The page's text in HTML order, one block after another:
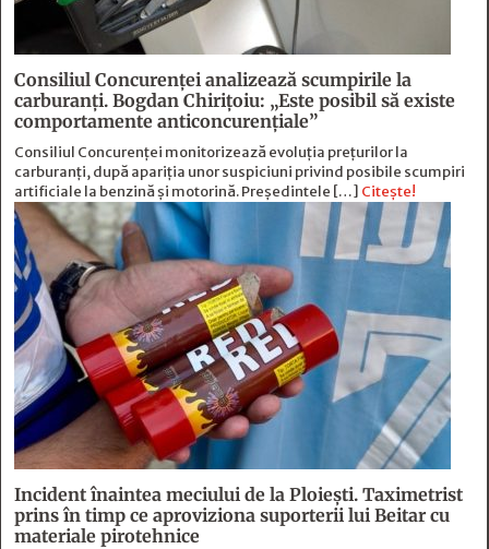
Consiliul Concurenței analizează scumpirile la
carburanți. Bogdan Chirițoiu: „Este posibil să existe
comportamente anticoncurențiale”
Consiliul Concurenței monitorizează evoluția prețurilor la
carburanți, după apariția unor suspiciuni privind posibile scumpiri
artificiale la benzină și motorină. Președintele […] Citește!
Incident înaintea meciului de la Ploiești. Taximetrist
prins în timp ce aproviziona suporterii lui Beitar cu
materiale pirotehnice